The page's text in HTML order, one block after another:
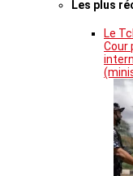
Les plus
Le
Cour